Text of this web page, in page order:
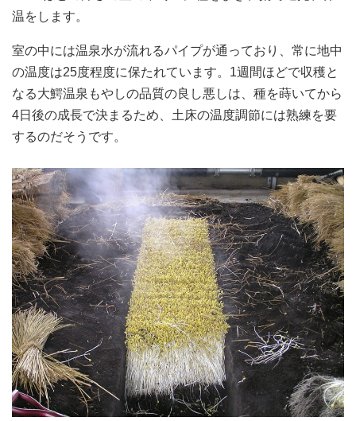
温をします。
室の中には温泉水が流れるパイプが通っており、常に地中
の温度は25度程度に保たれています。1週間ほどで収穫と
なる大鰐温泉もやしの品質の良し悪しは、種を蒔いてから
4日後の成長で決まるため、土床の温度調節には熟練を要
するのだそうです。